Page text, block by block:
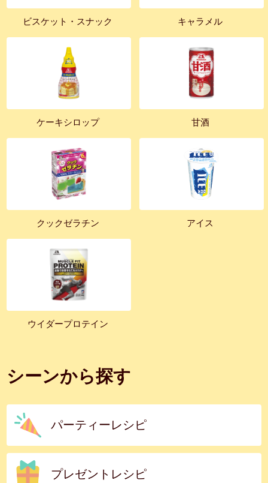
ビスケット・スナック キャラメル
ケーキシロップ 甘酒
クックゼラチン アイス
ウイダープロテイン
シーンから探す
パーティーレシピ
プレゼントレシピ